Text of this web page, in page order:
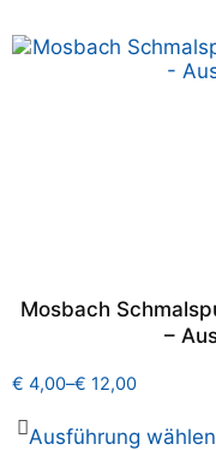
Mosbach
–
€ 4,00–€ 12,00
Ausführung wählen